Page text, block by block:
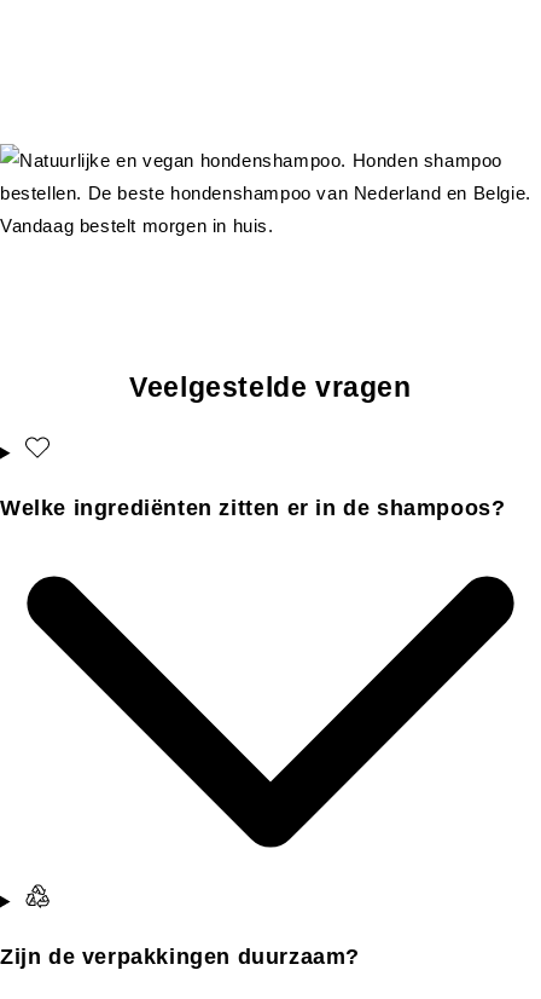
Veelgestelde vragen
Welke ingrediënten zitten er in de shampoos?
Zijn de verpakkingen duurzaam?